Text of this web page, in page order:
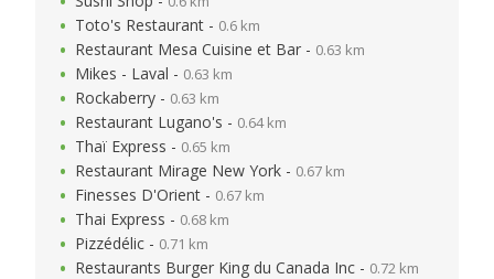
Toto's Restaurant - 0.6 km
Restaurant Mesa Cuisine et Bar - 0.63 km
Mikes - Laval - 0.63 km
Rockaberry - 0.63 km
Restaurant Lugano's - 0.64 km
Thaï Express - 0.65 km
Restaurant Mirage New York - 0.67 km
Finesses D'Orient - 0.67 km
Thai Express - 0.68 km
Pizzédélic - 0.71 km
Restaurants Burger King du Canada Inc - 0.72 km